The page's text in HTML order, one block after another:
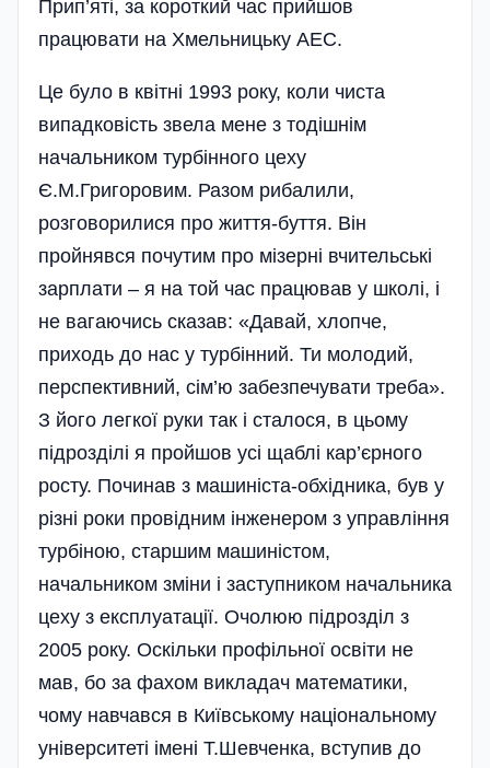
Прип’яті, за короткий час прийшов
працювати на Хмельницьку АЕС.
Це було в квітні 1993 року, коли чиста
випадковість звела мене з тодішнім
начальником турбінного цеху
Є.М.Григоровим. Разом рибалили,
розговорилися про життя-буття. Він
пройнявся почутим про мізерні вчитель­ські
зарплати – я на той час працював у школі, і
не вагаючись сказав: «Давай, хлопче,
приходь до нас у турбі­нний. Ти молодий,
перспективний, сім’ю забезпечувати треба».
З його легкої руки так і сталося, в цьому
підрозділі я пройшов усі щаблі кар’є­рного
росту. Починав з машиніста-обхідника, був у
різні роки провідним інженером з управління
турбіною, старшим машиністом,
начальником зміни і заступником на­чальника
цеху з експлуатації. Очо­люю підрозділ з
2005 року. Оскільки профільної освіти не
мав, бо за фахом викладач математики,
чому навчався в Київському національному
університеті імені Т.Шевченка, вступив до